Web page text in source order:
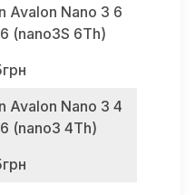
Avalon Nano 3 6
(nano3S 6Th)
Avalon Nano 3 4
(nano3 4Th)